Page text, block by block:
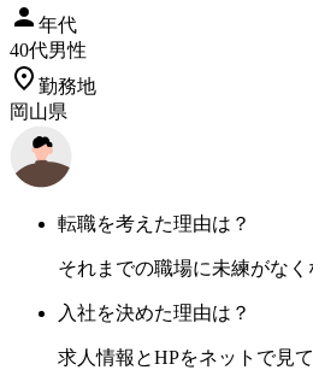
年代
40代男性
勤務地
岡山県
転職を考えた理由は？
それまでの職場に未練がなく
入社を決めた理由は？
求人情報とHPをネットで見